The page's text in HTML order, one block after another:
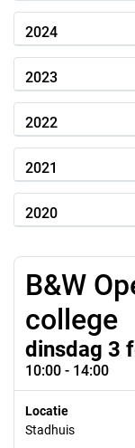
2024
2023
2022
2021
2020
B&W
college
dinsdag 3
10:00 - 14:00
Locatie
Stadhuis